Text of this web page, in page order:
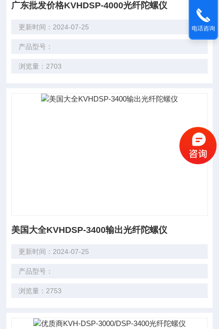
广东批发价格KVHDSP-4000光纤陀螺仪
更新时间：2024-07-25
产品型号：
浏览量：2703
美国大全KVHDSP-3400输出光纤陀螺仪
更新时间：2024-07-25
产品型号：
浏览量：2753
电话咨询